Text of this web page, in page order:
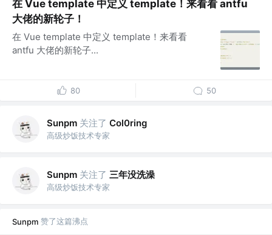
在 Vue template 中定义 template！来看看 antfu
大佬的新轮子！
在 Vue template 中定义 template！来看看
antfu 大佬的新轮子...
80 50
Sunpm 关注了 Col0ring
高级炒饭技术专家
Sunpm 关注了 三年没洗澡
高级炒饭技术专家
Sunpm 赞了这篇沸点